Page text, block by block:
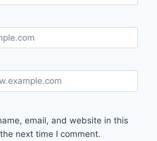
email, and website in this
next time I comment.